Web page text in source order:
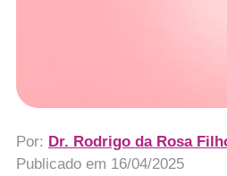
Por: Dr. Rodrigo da Rosa
Publicado em 16/04/2025